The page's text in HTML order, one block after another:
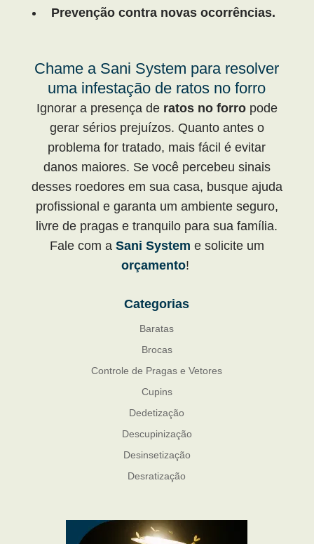
Prevenção contra novas ocorrências.
Chame a Sani System para resolver
uma infestação de ratos no forro
Ignorar a presença de ratos no forro pode
gerar sérios prejuízos. Quanto antes o
problema for tratado, mais fácil é evitar
danos maiores. Se você percebeu sinais
desses roedores em sua casa, busque ajuda
profissional e garanta um ambiente seguro,
livre de pragas e tranquilo para sua família.
Fale com a Sani System e solicite um
orçamento!
Categorias
Baratas
Brocas
Controle de Pragas e Vetores
Cupins
Dedetização
Descupinização
Desinsetização
Desratização
Mosquito Mist
Mosquitos